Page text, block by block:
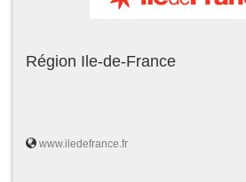
Région Ile-de-France
www.iledefrance.fr